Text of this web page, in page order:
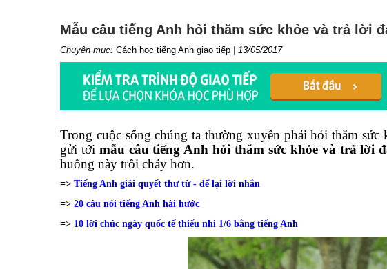
Mẫu câu tiếng Anh hỏi thăm sức khỏe và trả lời
Chuyên mục: Cách học tiếng Anh giao tiếp 13/05/2017
Trong cuộc sống chúng ta thường xuyên phải hỏi thăm
gửi tới mẫu câu tiếng Anh hỏi thăm sức khỏe và trả lời
huống này trôi chảy hơn.
=> Tiếng Anh giải quyết thư từ - để lại lời nhắn
=> 20 câu nói tiếng Anh hài hước
=> 10 lời chúc ngày quốc tế thiếu nhi 1/6 bằng tiếng Anh